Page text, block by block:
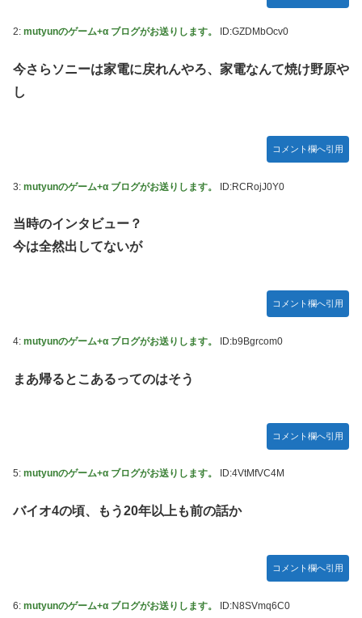
『ゼルダの伝説BotW』が出て10年になろうとしてるけどま
成人向けゲーム『ヤリステ メスブター』開発者絶望、銀行
んてデマ！50分いたぞ😡」 →しかし事実上の視察は数分で
あがり18440 ギフト52564 18:15～
て」 ← これ
Juice=Juiceさん「TIF2026」で1位獲得ｷﾀ━━━━(ﾟ
∀ﾟ)━━━━!!
2: mutyunのゲーム+α ブログがお送りします。 ID:GZDMbOcv0
今さらソニーは家電に戻れんやろ、家電なんて焼け野原や
し
コメント欄へ引用
3: mutyunのゲーム+α ブログがお送りします。 ID:RCRojJ0Y0
当時のインタビュー？
今は全然出してないが
コメント欄へ引用
4: mutyunのゲーム+α ブログがお送りします。 ID:b9Bgrcom0
まあ帰るとこあるってのはそう
コメント欄へ引用
5: mutyunのゲーム+α ブログがお送りします。 ID:4VtMfVC4M
バイオ4の頃、もう20年以上も前の話か
コメント欄へ引用
6: mutyunのゲーム+α ブログがお送りします。 ID:N8SVmq6C0